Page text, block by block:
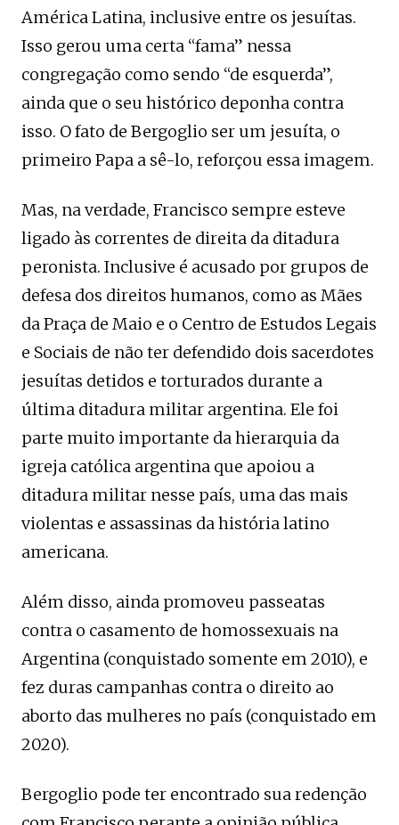
América Latina, inclusive entre os jesuítas.
Isso gerou uma certa “fama” nessa
congregação como sendo “de esquerda”,
ainda que o seu histórico deponha contra
isso. O fato de Bergoglio ser um jesuíta, o
primeiro Papa a sê-lo, reforçou essa imagem.
Mas, na verdade, Francisco sempre esteve
ligado às correntes de direita da ditadura
peronista. Inclusive é acusado por grupos de
defesa dos direitos humanos, como as Mães
da Praça de Maio e o Centro de Estudos Legais
e Sociais de não ter defendido dois sacerdotes
jesuítas detidos e torturados durante a
última ditadura militar argentina. Ele foi
parte muito importante da hierarquia da
igreja católica argentina que apoiou a
ditadura militar nesse país, uma das mais
violentas e assassinas da história latino
americana.
Além disso, ainda promoveu passeatas
contra o casamento de homossexuais na
Argentina (conquistado somente em 2010), e
fez duras campanhas contra o direito ao
aborto das mulheres no país (conquistado em
2020).
Bergoglio pode ter encontrado sua redenção